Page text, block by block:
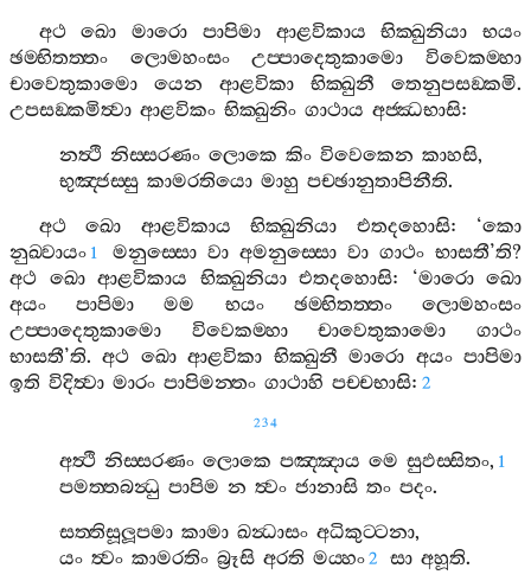
අථ
ඛො මාරො පාපිමා ආළවිකාය භික‍්ඛුනියා
භයං
ඡම‍්භිතත‍්තං
ලොමහංසං උප‍්පාදෙතුකාමො
විවෙකම‍්හා
චාවෙතුකාමො
යෙන ආළවිකා භික‍්ඛුනී තෙනුපසඞ‍්කමි.
උපසඞ‍්කමිත්‍වා ආළවිකං භික‍්ඛුනිං ගාථාය අජ‍්ඣභාසි:
නත්‍ථි නිස‍්සරණං ලොකෙ කිං විවෙකෙන කාහසි,
භුඤ‍්ජස‍්සු කාමරතියො මාහු පච‍්ඡානුතාපිනීති.
අථ
ඛො ආළවිකාය භික‍්ඛුනියා එතදහොසි: ‘කො
නුඛ‍්වායං 1 මනුස‍්සො වා අමනුස‍්සො වා ගාථං භාසතී’ති?
අථ ඛො ආළවිකාය භික‍්ඛුනියා එතදහොසි: ‘මාරො ඛො
අයං
පාපිමා මම භයං ඡම‍්භිතත‍්තං
ලොමහංසං
උප‍්පාදෙතුකාමො
විවෙකම‍්හා චාවෙතුකාමො
ගාථං
භාසතී’ති.අථ ඛො ආළවිකා භික‍්ඛුනී මාරො අයං පාපිමා
ඉති විදිත්‍වා මාරං පාපිමන‍්තං ගාථාහි පච‍්චභාසි: 2
234
අත්‍ථි නිස‍්සරණං ලොකෙ පඤ‍්ඤාය මෙ සුඵස‍්සිතං, 1
පමත‍්තබන්‍ධු පාපිම න ත්‍වං ජානාසි තං පදං.
සත‍්තිසූලූපමා කාමා ඛන්‍ධාසං අධිකුට‍්ටනා,
යං ත්‍වං කාමරතිං බ්‍රූසි අරති මය‍්හං2 සා අහූති.